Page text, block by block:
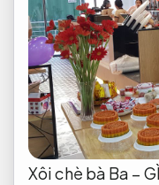
Xôi chè bà Ba –